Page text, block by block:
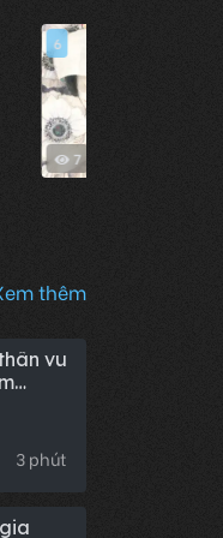
7
6
thêm
vu
sát,
3 phút